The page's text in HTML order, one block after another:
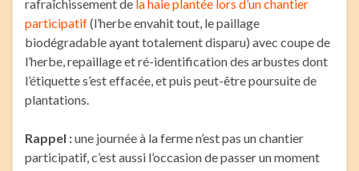
rafraîchissement de la haie plantée lors d’un chantier
participatif(l’herbe envahit tout, le paillage
biodégradable ayant totalement disparu) avec coupe de
l’herbe, repaillage et ré-identification des arbustes dont
l’étiquette s’est effacée, et puis peut-être poursuite de
plantations.
Rappel :une journée à la ferme n’est pas un chantier
participatif, c’est aussi l’occasion de passer un moment